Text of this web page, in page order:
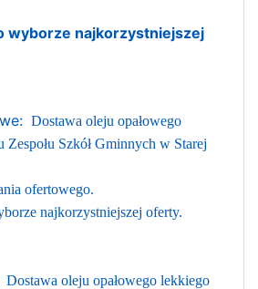
wyborze najkorzystniejszej
Dostawa oleju opałowego
Szkół Gminnych w Starej
ofertowego.
najkorzystniejszej oferty.
Dostawa oleju opałowego lekkiego